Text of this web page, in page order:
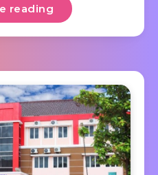
reading